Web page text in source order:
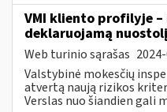
VMI kliento profilyje
deklaruojamą nuostolį
Web turinio sąrašas
Valstybinė mokesčių
atvertą naują rizikos
Verslas nuo šiandien gali